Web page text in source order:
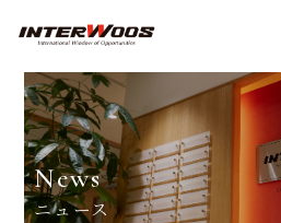
news
ニュース